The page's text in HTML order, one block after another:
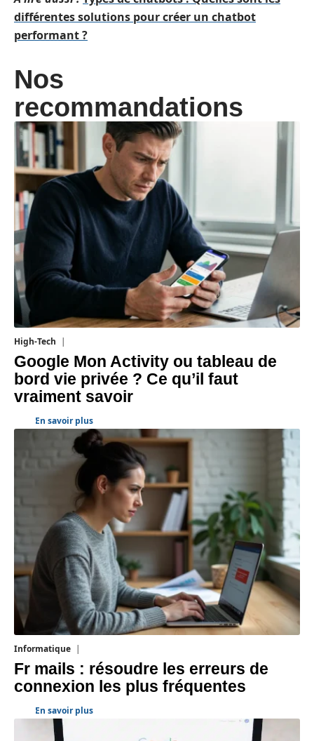
différentes solutions pour créer un chatbot
performant ?
Nos
recommandations
High-Tech
Google Mon Activity ou tableau de
bord vie privée ? Ce qu’il faut
vraiment savoir
En savoir plus
Informatique
Fr mails : résoudre les erreurs de
connexion les plus fréquentes
En savoir plus